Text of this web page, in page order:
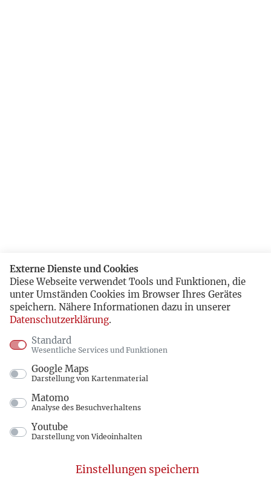
Externe Dienste und Cookies
Diese Webseite verwendet Tools und Funktionen, die
unter Umständen Cookies im Browser Ihres Gerätes
speichern. Nähere Informationen dazu in unserer
Datenschutzerklärung.
Standard
Wesentliche Services und Funktionen
Google Maps
Darstellung von Kartenmaterial
Matomo
Analyse des Besuchverhaltens
Youtube
Darstellung von Videoinhalten
Einstellungen speichern